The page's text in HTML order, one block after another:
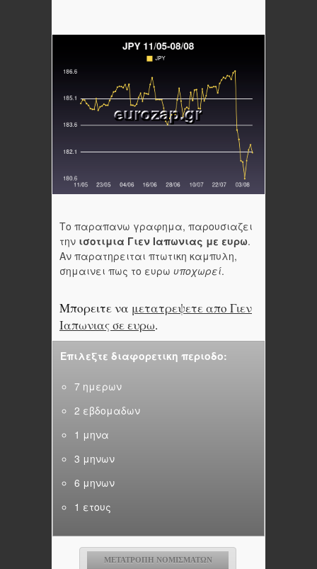
Το παραπανω γραφημα, παρουσιαζει
την ισοτιμια Γιεν Ιαπωνιας με ευρω.
Αν παρατηρειται πτωτικη καμπυλη,
σημαινει πως το ευρω υποχωρεί.
Μπορειτε να μετατρεψετε απο Γιεν
Ιαπωνιας σε ευρω.
Επιλεξτε διαφορετικη περιοδο:
7 ημερων
2 εβδομαδων
1 μηνα
3 μηνων
6 μηνων
1 ετους